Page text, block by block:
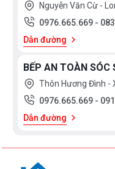
Nguyễn Văn Cừ -
0976.665.669 -
Dẫn đường
BẾP AN TOÀN SÓC
Thôn Hương Đình -
0976.665.669 -
Dẫn đường